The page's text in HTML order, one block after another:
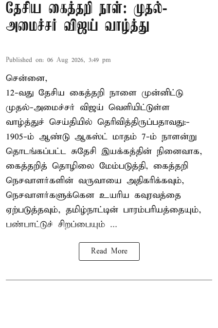
தேசிய கைத்தறி நாள்: முதல்-
அமைச்சர் விஜய் வாழ்த்து
Published on: 06 Aug 2026, 3:49 pm
சென்னை,
12-வது தேசிய கைத்தறி நாளை முன்னிட்டு
முதல்-அமைச்சர் விஜய் வெளியிட்டுள்ள
வாழ்த்துச் செய்தியில் தெரிவித்திருப்பதாவது:-
1905-ம் ஆண்டு ஆகஸ்ட் மாதம் 7-ம் நாளன்று
தொடங்கப்பட்ட சுதேசி இயக்கத்தின் நினைவாக,
கைத்தறித் தொழிலை மேம்படுத்தி, கைத்தறி
நெசவாளர்களின் வருவாயை அதிகரிக்கவும்,
நெசவாளர்களுக்கென உயரிய கவுரவத்தை
ஏற்படுத்தவும், தமிழ்நாட்டின் பாரம்பரியத்தையும்,
பண்பாட்டுச் சிறப்பையும் ...
Read More